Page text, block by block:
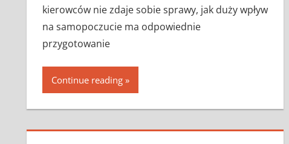
kierowców nie zdaje sobie sprawy, jak duży wpływ
na samopoczucie ma odpowiednie
przygotowanie
Continue reading